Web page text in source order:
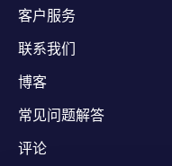
客户服务
联系我们
博客
常见问题解答
评论